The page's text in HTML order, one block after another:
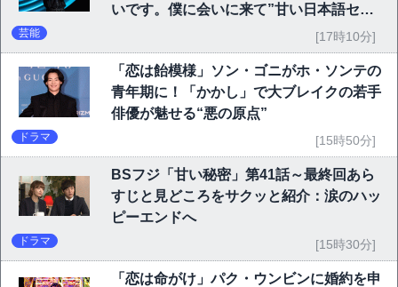
いです。僕に会いに来て”甘い日本語セリ
芸能 [17時10分]
「恋は飴模様」ソン・ゴニがホ・ソンテの
青年期に！「かかし」で大ブレイクの若手
俳優が魅せる“悪の原点”
ドラマ [15時50分]
BSフジ「甘い秘密」第41話～最終回あら
すじと見どころをサクッと紹介：涙のハッ
ピーエンドへ
ドラマ [15時30分]
「恋は命がけ」パク・ウンビンに婚約を申